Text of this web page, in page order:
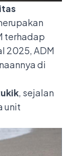
terhadap
2025, ADM
di
, sejalan
unit